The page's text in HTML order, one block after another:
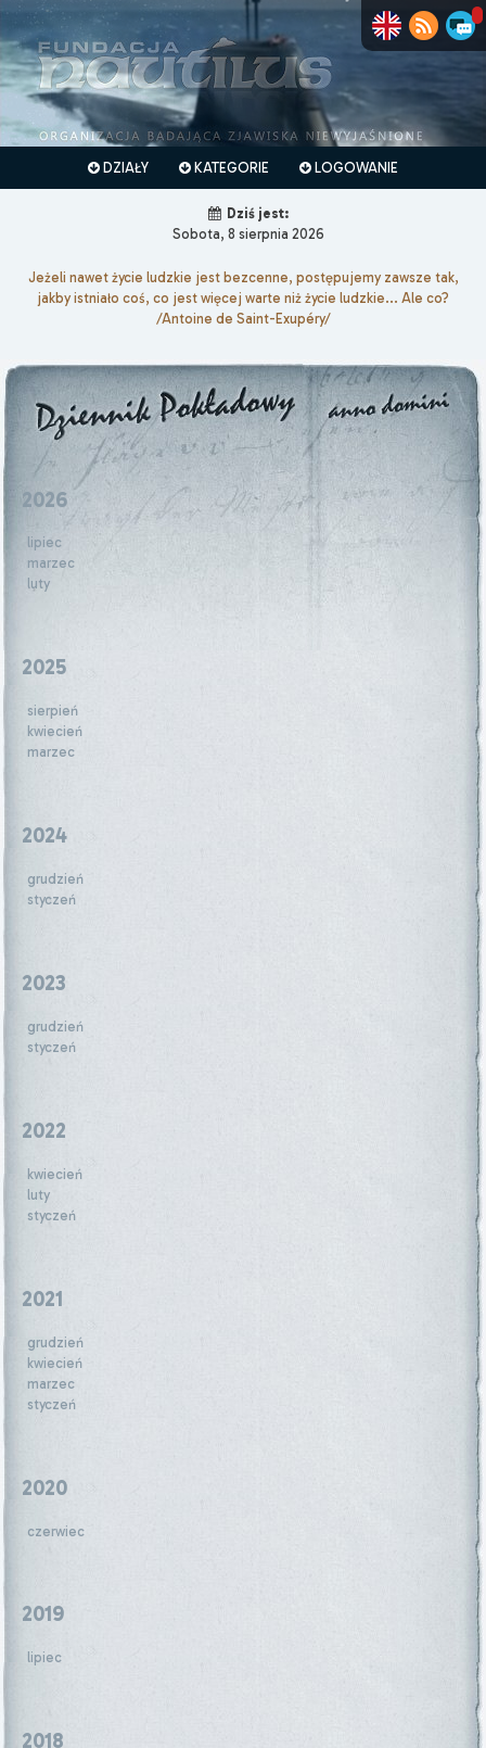
DZIAŁY KATEGORIE LOGOWANIE
Dziś jest:
Sobota, 8 sierpnia 2026
Jeżeli nawet życie ludzkie jest bezcenne, postępujemy zawsze tak,
jakby istniało coś, co jest więcej warte niż życie ludzkie... Ale co?
/Antoine de Saint-Exupéry/
2026
lipiec
marzec
luty
2025
sierpień
kwiecień
marzec
2024
grudzień
styczeń
2023
grudzień
styczeń
2022
kwiecień
luty
styczeń
2021
grudzień
kwiecień
marzec
styczeń
2020
czerwiec
2019
lipiec
2018